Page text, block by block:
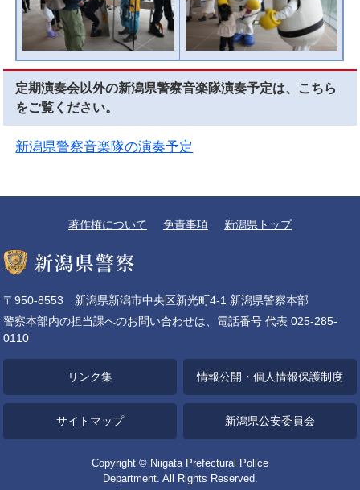
定期演奏会以外の新潟県警察音楽隊演奏予定は、こちら
をご覧ください。
新潟県警察音楽隊の演奏予定
著作権について 免責事項 新潟県トップ
〒950-8553 新潟県新潟市中央区新光町4-1 新潟県警察本部
警察本部内の担当課へのお問い合わせは、電話番号 代表 025-285-
0110
リンク集 情報公開・個人情報保護制度
サイトマップ 新潟県公安委員会
Copyright © Niigata Prefectural Police
Department. All Rights Reserved.